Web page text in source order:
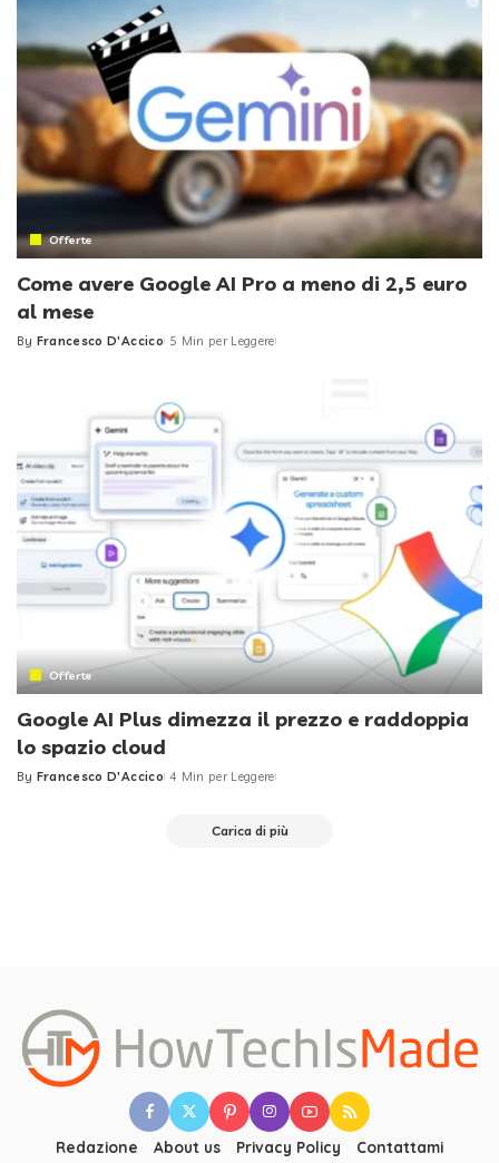
Offerte
Come avere Google AI Pro a meno di 2,5 euro
al mese
Posted
By Francesco D'Accico 5 Min per Leggere
Offerte
Google AI Plus dimezza il prezzo e raddoppia
lo spazio cloud
Posted
By Francesco D'Accico 4 Min per Leggere
Carica di più
Redazione About us Privacy Policy Contattami